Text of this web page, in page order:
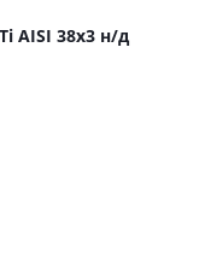
AISI 38х3 н/д